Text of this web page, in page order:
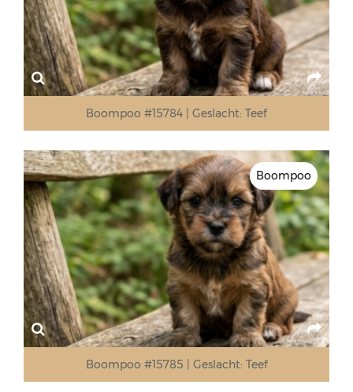
Boompoo #15784 Geslacht: Teef
Boompoo
Boompoo #15785 Geslacht: Teef